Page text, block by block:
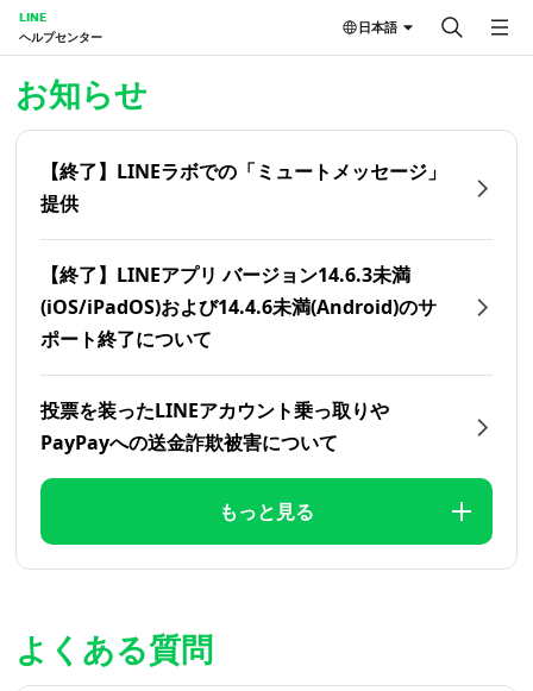
LINE
ヘルプセンター
日本語
お知らせ
【終了】LINEラボでの「ミュートメッセージ」
提供
【終了】LINEアプリ バージョン14.6.3未満
(iOS/iPadOS)および14.4.6未満(Android)のサ
ポート終了について
投票を装ったLINEアカウント乗っ取りや
PayPayへの送金詐欺被害について
もっと見る
よくある質問